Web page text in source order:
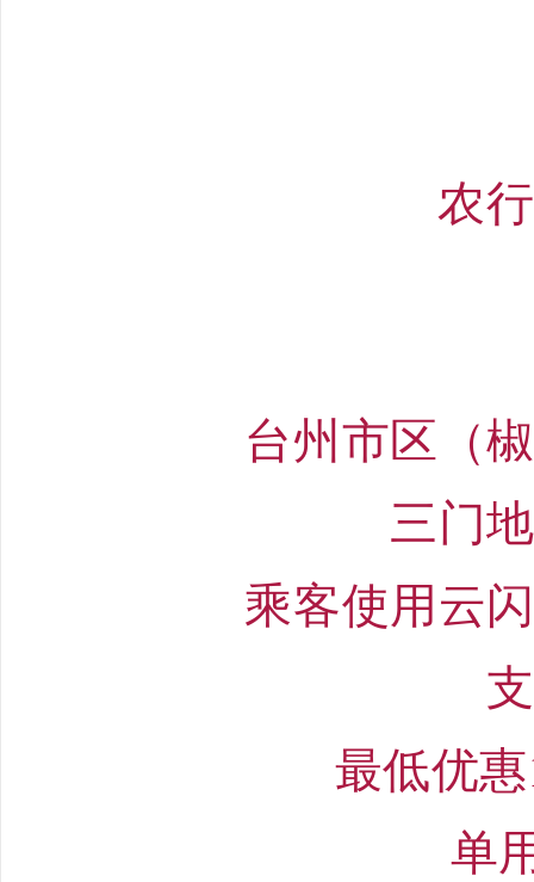
农行
台州市区（
三门
乘客使用云
最低优惠
单